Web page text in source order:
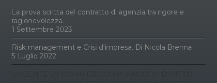
La prova scritta del contratto di agenzia tra rigore e
ragionevolezza.
1 Settembre 2023
Risk management e Crisi d’impresa. Di Nicola Brenna
5 Luglio 2022